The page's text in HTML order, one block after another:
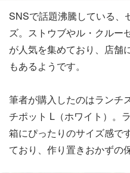
SNSで話題沸騰している、
ズ。ストウブやル・クルー
が人気を集めており、店舗
もあるようです。
筆者が購入したのはランチ
チポット L（ホワイト）。
箱にぴったりのサイズ感で
ており、作り置きおかずの